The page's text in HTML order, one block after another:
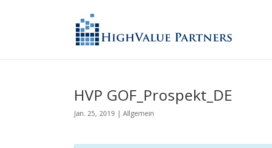
HVP GOF_Prospekt_DE
Jan. 25, 2019 | Allgemein